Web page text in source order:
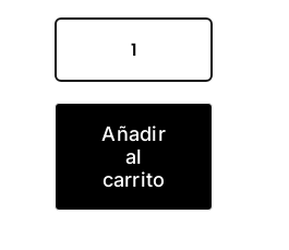
DENNA
cantidad
Añadir
al
carrito